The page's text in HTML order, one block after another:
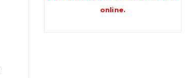
online.